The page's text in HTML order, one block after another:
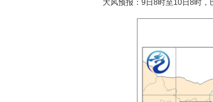
大风预报：9日8时至10日8时，